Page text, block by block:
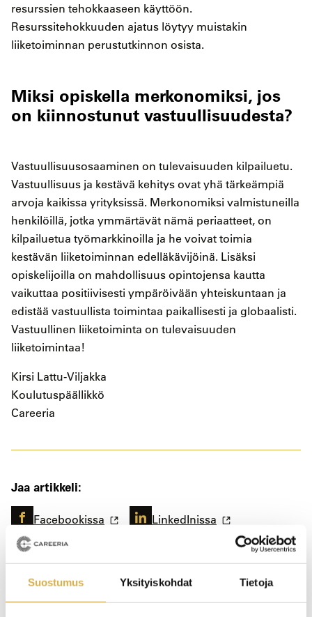
Suostumus Yksityiskohdat Tietoja
resurssien tehokkaaseen käyttöön.
Resurssitehokkuuden ajatus löytyy muistakin
liiketoiminnan perustutkinnon osista.
Miksi opiskella merkonomiksi, jos
on kiinnostunut vastuullisuudesta?
Vastuullisuusosaaminen on tulevaisuuden kilpailuetu.
Vastuullisuus ja kestävä kehitys ovat yhä tärkeämpiä
arvoja kaikissa yrityksissä. Merkonomiksi valmistuneilla
henkilöillä, jotka ymmärtävät nämä periaatteet, on
kilpailuetua työmarkkinoilla ja he voivat toimia
kestävän liiketoiminnan edelläkävijöinä. Lisäksi
opiskelijoilla on mahdollisuus opintojensa kautta
vaikuttaa positiivisesti ympäröivään yhteiskuntaan ja
edistää vastuullista toimintaa paikallisesti ja globaalisti.
Vastuullinen liiketoiminta on tulevaisuuden
liiketoimintaa!
Kirsi Lattu-Viljakka
Koulutuspäällikkö
Careeria
Jaa artikkeli:
Facebookissa LinkedInissa